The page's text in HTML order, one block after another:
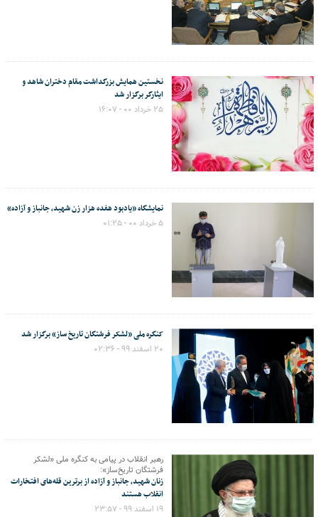
نخستین همایش بزرگداشت مقام دختران شاهد و
ایثارگر برگزار شد
۲۵ خرداد ۰۰ - ۱۶:۰۷
نمایشگاه «یادبود هفده هزار زن شهید، جانباز و آزاده»
۵ خرداد ۰۰ - ۰۱:۲۵
کنگره ملی «لشکر فرشتگان تاریخ ساز» برگزار شد
۲۰ اسفند ۹۹ - ۰۲:۳۶
رهبر انقلاب در پیامی به کنگره ملی «لشکر
فرشتگان تاریخ‌ساز»:
زنان شهید، جانباز و آزاده از برترین قله‌های افتخارات
انقلاب هستند
۱۹ اسفند ۹۹ - ۲۳:۵۷